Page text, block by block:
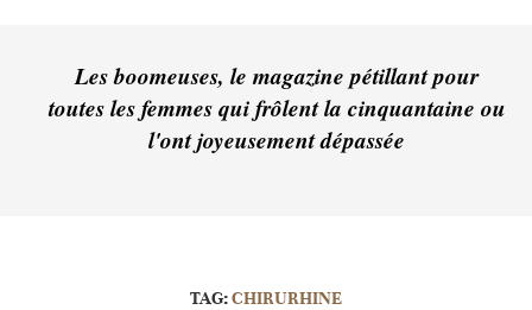
Les boomeuses, le magazine pétillant pour
toutes les femmes qui frôlent la cinquantaine ou
l'ont joyeusement dépassée
TAG:CHIRURHINE